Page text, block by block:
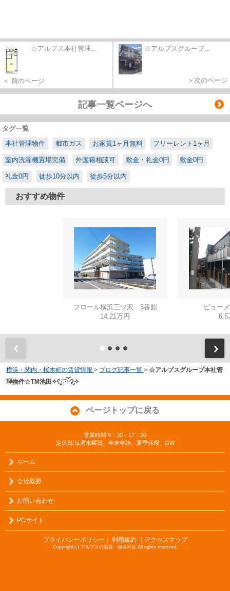
☆アルプス本社管理...
＜ 前のページ
☆アルプスグループ...
＞次のページ
記事一覧ページへ
タグ一覧
本社管理物件
都市ガス お家賃1ヶ月無料 フリーレント1ヶ月
室内洗濯機置場完備 外国籍相談可 敷金・礼金0円 敷金0円
礼金0円 徒歩10分以内 徒歩5分以内
おすすめ物件
フロール横浜三ツ沢 3番館
14.21万円
ビュー
6.5
横浜・関内・桜木町の賃貸情報 > ブログ記事一覧 > ☆アルプスグループ本社管
理物件☆TM池田✧ʕ̢̣̣̣̣̩̩̩̩·͡˔·ོɁ̡̣̣̣̣̩̩̩̩✧
ページトップに戻る
営業時間:9：30～17：30
定休日:毎週水曜日、年末年始、夏季休暇、GW
ホーム
会社概要
お問い合わせ
PCサイト
プライバシーポリシー 利用規約 ｜アクセスマップ
Copyright(c) アルプスの賃貸 横浜本社 All rights reserved.